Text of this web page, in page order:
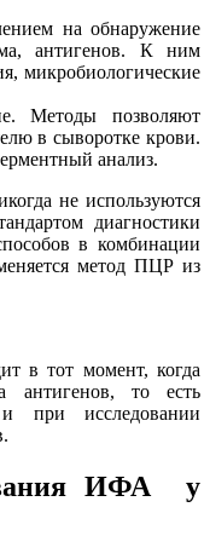
на обнаружение
антигенов. К ним
микробиологические
Методы позволяют
в сыворотке крови.
анализ.
не используются
диагностики
в комбинации
метод ПЦР из
в тот момент, когда
антигенов, то есть
и при исследовании
ИФА у